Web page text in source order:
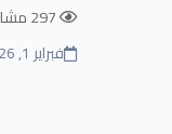
فبراير 1, 2026